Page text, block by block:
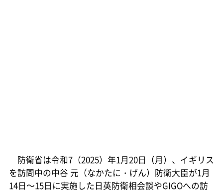
防衛省は令和7（2025）年1月20日（月）、イギリス
を訪問中の中谷 元（なかたに・げん）防衛大臣が1月
14日～15日に実施した日英防衛相会談やGIGOへの訪